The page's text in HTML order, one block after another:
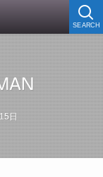
SEARCH
日